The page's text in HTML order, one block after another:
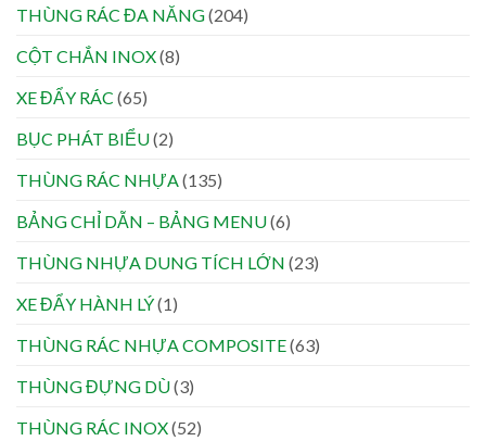
THÙNG RÁC ĐA NĂNG(204)
CỘT CHẮN INOX(8)
XE ĐẨY RÁC (65)
BỤC PHÁT BIỂU(2)
THÙNG RÁC NHỰA(135)
BẢNG CHỈ DẪN – BẢNG MENU(6)
THÙNG NHỰA DUNG TÍCH LỚN (23)
XE ĐẨY HÀNH LÝ(1)
THÙNG RÁC NHỰA COMPOSITE(63)
THÙNG ĐỰNG DÙ(3)
THÙNG RÁC INOX(52)